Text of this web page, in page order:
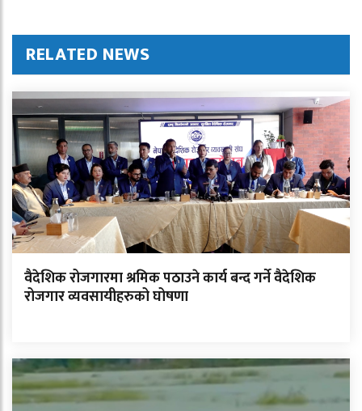
RELATED NEWS
वैदेशिक रोजगारमा श्रमिक पठाउने कार्य बन्द गर्ने वैदेशिक
रोजगार व्यवसायीहरुको घोषणा